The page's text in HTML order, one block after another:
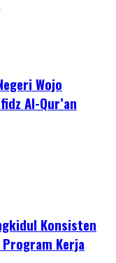
Wojo
Al-Qur’an
Konsisten
Program Kerja